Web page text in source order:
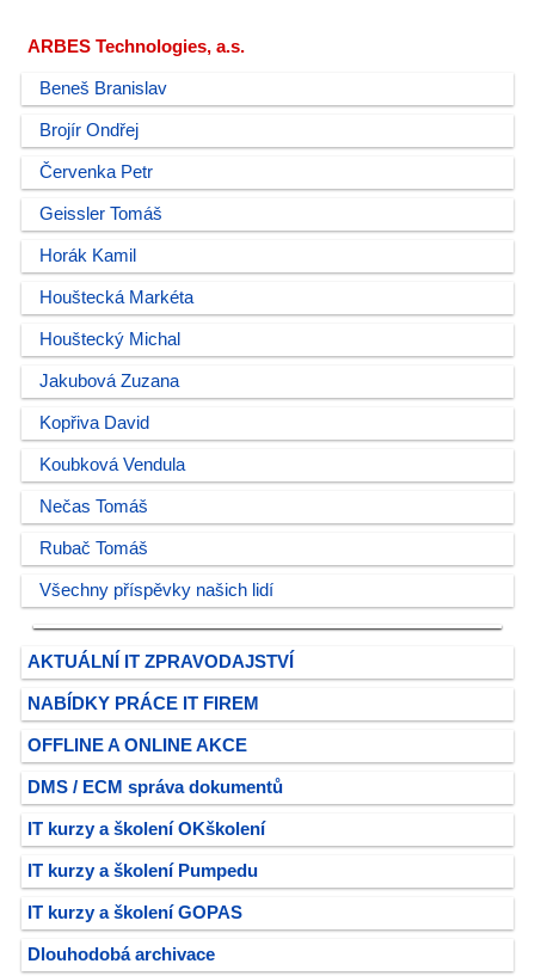
ARBES Technologies, a.s.
Beneš Branislav
Brojír Ondřej
Červenka Petr
Geissler Tomáš
Horák Kamil
Houštecká Markéta
Houštecký Michal
Jakubová Zuzana
Kopřiva David
Koubková Vendula
Nečas Tomáš
Rubač Tomáš
Všechny příspěvky našich lidí
AKTUÁLNÍ IT ZPRAVODAJSTVÍ
NABÍDKY PRÁCE IT FIREM
OFFLINE A ONLINE AKCE
DMS / ECM správa dokumentů
IT kurzy a školení OKškolení
IT kurzy a školení Pumpedu
IT kurzy a školení GOPAS
Dlouhodobá archivace